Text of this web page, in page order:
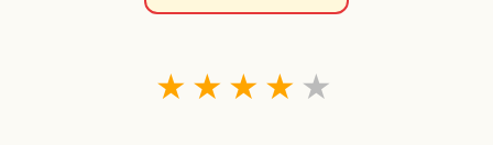
★
★
★
★
★